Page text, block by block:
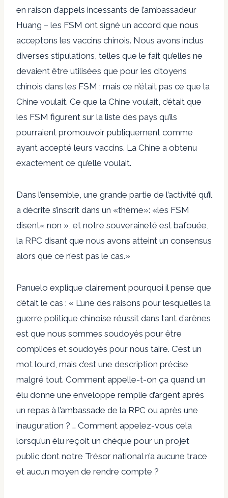
en raison d’appels incessants de l’ambassadeur
Huang – les FSM ont signé un accord que nous
acceptons les vaccins chinois. Nous avons inclus
diverses stipulations, telles que le fait qu’elles ne
devaient être utilisées que pour les citoyens
chinois dans les FSM ; mais ce n’était pas ce que la
Chine voulait. Ce que la Chine voulait, c’était que
les FSM figurent sur la liste des pays qu’ils
pourraient promouvoir publiquement comme
ayant accepté leurs vaccins. La Chine a obtenu
exactement ce qu’elle voulait.
Dans l’ensemble, une grande partie de l’activité qu’il
a décrite s’inscrit dans un «thème»: «les FSM
disent« non », et notre souveraineté est bafouée,
la RPC disant que nous avons atteint un consensus
alors que ce n’est pas le cas.»
Panuelo explique clairement pourquoi il pense que
c’était le cas : « L’une des raisons pour lesquelles la
guerre politique chinoise réussit dans tant d’arènes
est que nous sommes soudoyés pour être
complices et soudoyés pour nous taire. C’est un
mot lourd, mais c’est une description précise
malgré tout. Comment appelle-t-on ça quand un
élu donne une enveloppe remplie d’argent après
un repas à l’ambassade de la RPC ou après une
inauguration ? … Comment appelez-vous cela
lorsqu’un élu reçoit un chèque pour un projet
public dont notre Trésor national n’a aucune trace
et aucun moyen de rendre compte ?